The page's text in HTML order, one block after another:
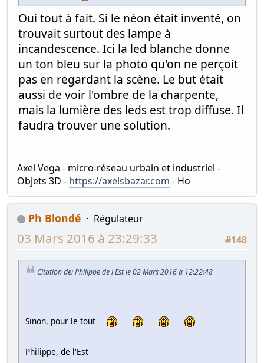
Oui tout à fait. Si le néon était inventé, on
trouvait surtout des lampe à
incandescence. Ici la led blanche donne
un ton bleu sur la photo qu'on ne perçoit
pas en regardant la scène. Le but était
aussi de voir l'ombre de la charpente,
mais la lumière des leds est trop diffuse. Il
faudra trouver une solution.
Axel Vega - micro-réseau urbain et industriel -
Objets 3D - https://axelsbazar.com - Ho
Ph Blondé
Régulateur
#148
03 Mars 2016 à 23:29:33
Citation de: Philippe de l Est le 02 Mars 2016 à 12:22:48
Sinon, pour le tout
Philippe, de l'Est